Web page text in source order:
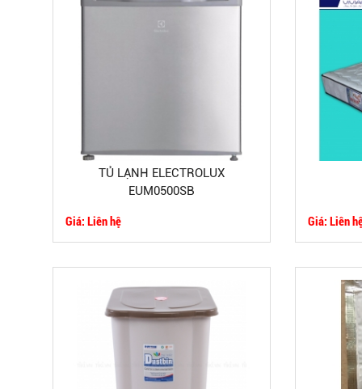
TỦ LẠNH ELECTROLUX
EUM0500SB
Giá: Liên hệ Giá: Liên